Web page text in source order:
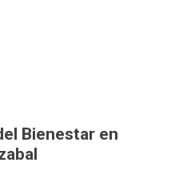
Bienestar en